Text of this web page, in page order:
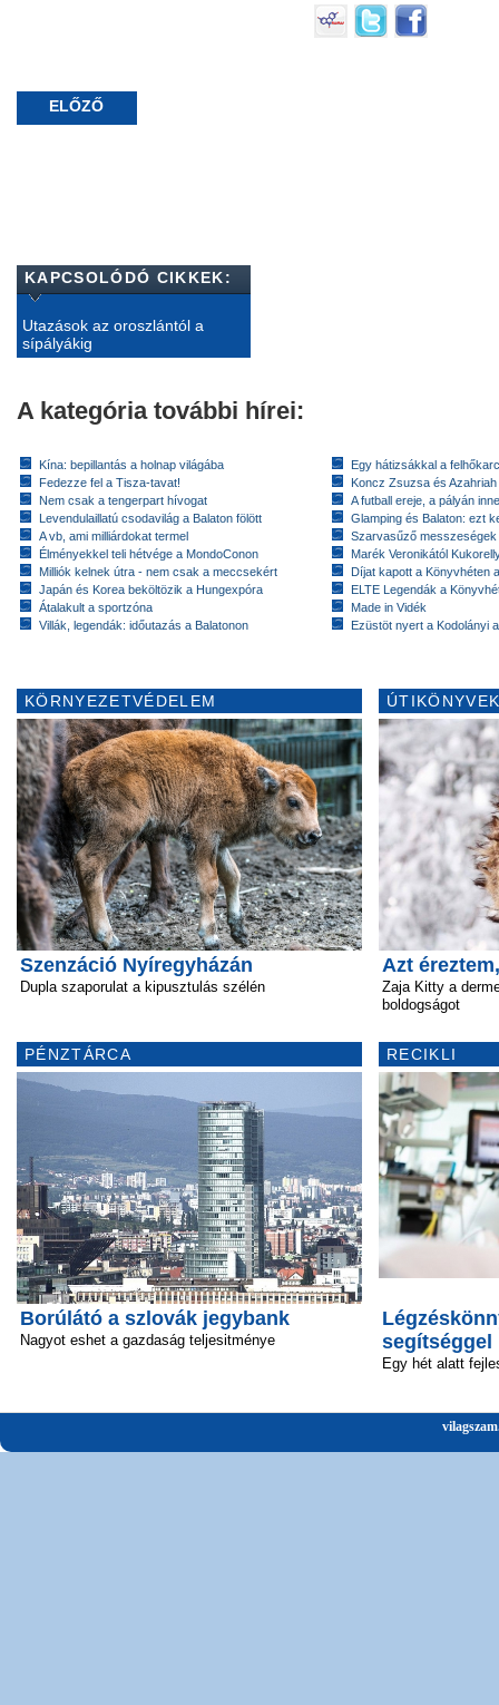
ELŐZŐ
KAPCSOLÓDÓ CIKKEK:
Utazások az oroszlántól a
sípályákig
A kategória további hírei:
Kína: bepillantás a holnap világába
Fedezze fel a Tisza-tavat!
Nem csak a tengerpart hívogat
Levendulaillatú csodavilág a Balaton fölött
A vb, ami milliárdokat termel
Élményekkel teli hétvége a MondoConon
Milliók kelnek útra - nem csak a meccsekért
Japán és Korea beköltözik a Hungexpóra
Átalakult a sportzóna
Villák, legendák: időutazás a Balatonon
Egy hátizsákkal a
Koncz Zsuzsa és
A futball ereje, a pályán
Glamping és Balaton: ezt
Szarvasűző messzeségek
Marék Veronikától
Díjat kapott a Könyvhéten
ELTE Legendák a
Made in Vidék
Ezüstöt nyert a Kodolányi
KÖRNYEZETVÉDELEM
Szenzáció Nyíregyházán
Dupla szaporulat a kipusztulás szélén
PÉNZTÁRCA
Borúlátó a szlovák jegybank
Nagyot eshet a gazdaság teljesitménye
Azt
Zaja Kitty a
boldogságot
RECIKLI
segítséggel
Egy hét alatt